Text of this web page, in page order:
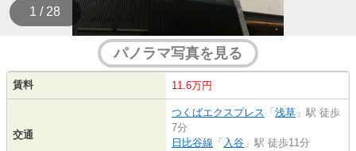
1 / 28
パノラマ写真を見る
賃料 11.6万円
交通
つくばエクスプレス 「 浅草 」駅 徒歩
7分
日比谷線 「 入谷 」駅 徒歩11分